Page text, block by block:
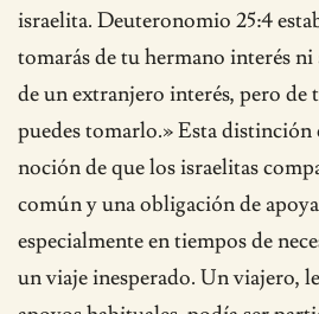
israelita. Deuteronomio 25:4
tomarás de tu hermano interés
de un extranjero interés, pero de
puedes tomarlo.» Esta
noción de que los israelitas
común y una obligación de
especialmente en tiempos de
un viaje inesperado. Un viajero,